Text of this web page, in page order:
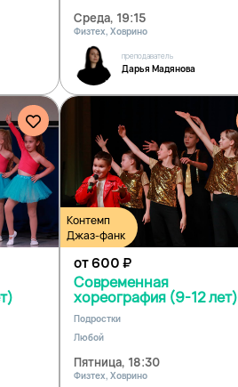
Среда, 19:15
Физтех, Ховрино
преподаватель
Дарья Мадянова
Контемп
Джаз-фанк
от 600₽
Современная
хореография (9-12 лет)
Подростки
Любой
Пятница, 18:30
Физтех, Ховрино